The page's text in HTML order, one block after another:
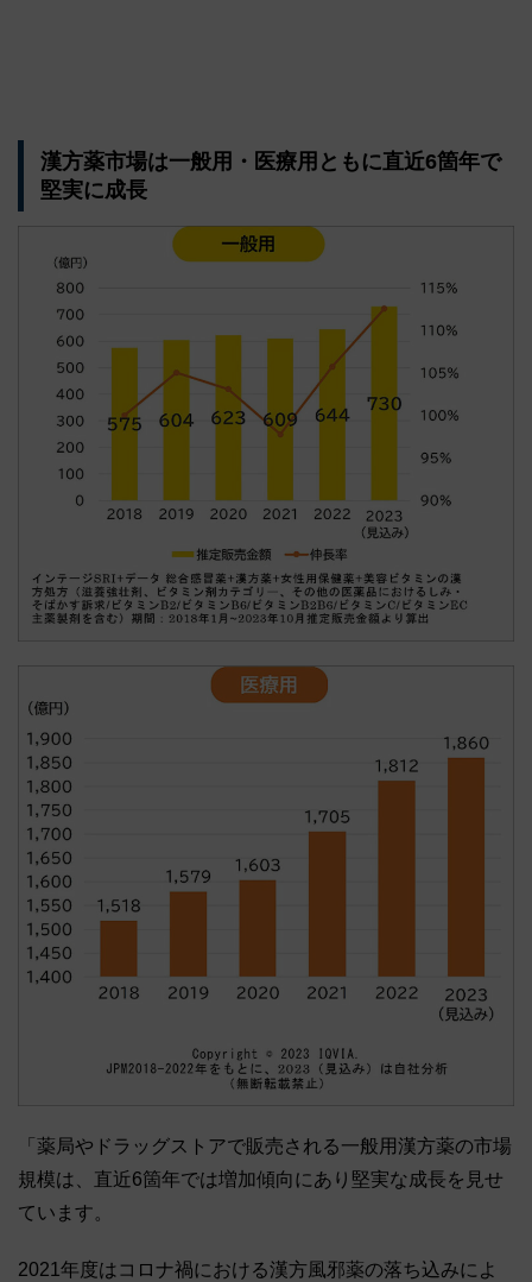
漢方薬市場は一般用・医療用ともに直近6箇年で
堅実に成長
「薬局やドラッグストアで販売される一般用漢方薬の市場
規模は、直近6箇年では増加傾向にあり堅実な成長を見せ
ています。
2021年度はコロナ禍における漢方風邪薬の落ち込みによ